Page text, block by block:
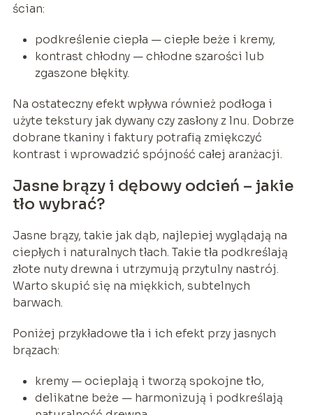
ścian:
podkreślenie ciepła — ciepłe beże i kremy,
kontrast chłodny — chłodne szarości lub
zgaszone błękity.
Na ostateczny efekt wpływa również podłoga i
użyte tekstury jak dywany czy zasłony z lnu. Dobrze
dobrane tkaniny i faktury potrafią zmiękczyć
kontrast i wprowadzić spójność całej aranżacji.
Jasne brązy i dębowy odcień – jakie
tło wybrać?
Jasne brązy, takie jak dąb, najlepiej wyglądają na
ciepłych i naturalnych tłach. Takie tła podkreślają
złote nuty drewna i utrzymują przytulny nastrój.
Warto skupić się na miękkich, subtelnych
barwach.
Poniżej przykładowe tła i ich efekt przy jasnych
brązach:
kremy — ocieplają i tworzą spokojne tło,
delikatne beże — harmonizują i podkreślają